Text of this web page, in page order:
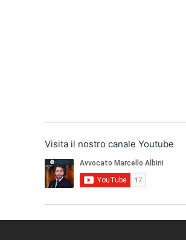
Visita il nostro canale Youtube